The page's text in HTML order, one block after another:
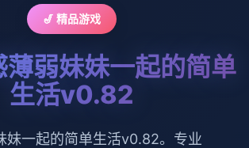
🎷 精品游戏
薄弱妹妹一起的简单
生活v0.82
妹一起的简单生活v0.82。专业